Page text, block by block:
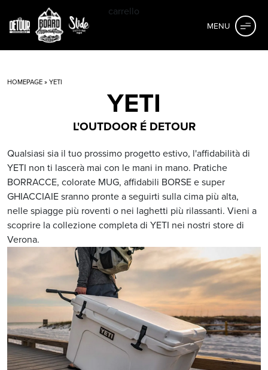
carrello
MENU
HOMEPAGE» YETI
YETI
L'OUTDOOR É DETOUR
Qualsiasi sia il tuo prossimo progetto estivo, l'affidabilità di
YETI non ti lascerà mai con le mani in mano. Pratiche
BORRACCE, colorate MUG, affidabili BORSE e super
GHIACCIAIE sranno pronte a seguirti sulla cima più alta,
nelle spiagge più roventi o nei laghetti più rilassanti. Vieni a
scoprire la collezione completa di YETI nei nostri store di
Verona.